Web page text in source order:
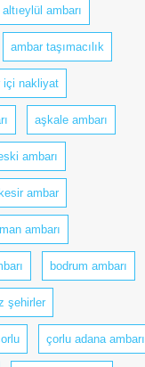
altıeylül ambarı
ambar taşımacılık
içi nakliyat
aşkale ambarı
ambarı
ambar
ambarı
bodrum ambarı
şehirler
çorlu adana ambarı